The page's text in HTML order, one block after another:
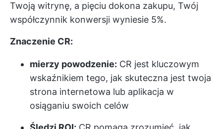
Twoją witrynę, a pięciu dokona zakupu, Twój
współczynnik konwersji wyniesie 5%.
Znaczenie CR:
mierzy powodzenie: CR jest kluczowym
wskaźnikiem tego, jak skuteczna jest twoja
strona internetowa lub aplikacja w
osiąganiu swoich celów